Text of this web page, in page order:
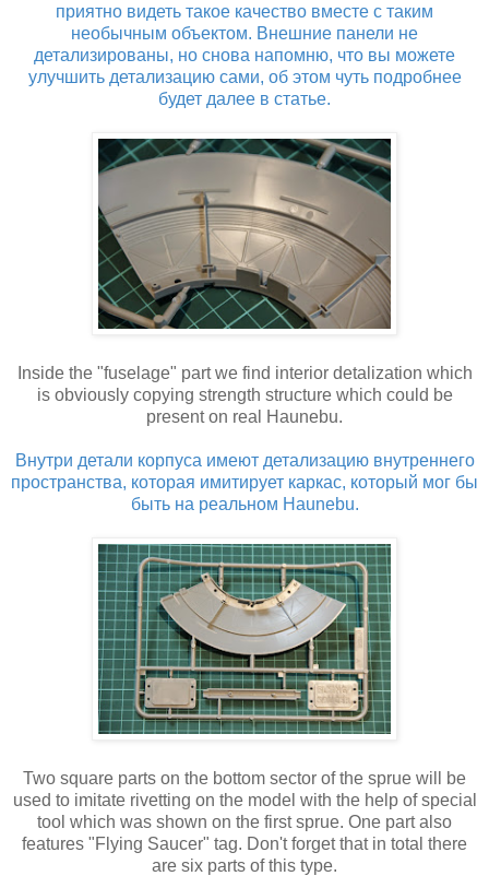
приятно видеть такое качество вместе с таким
необычным объектом. Внешние панели не
детализированы, но снова напомню, что вы можете
улучшить детализацию сами, об этом чуть подробнее
будет далее в статье.
Inside the "fuselage" part we find interior detalization which
is obviously copying strength structure which could be
present on real Haunebu.
Внутри детали корпуса имеют детализацию внутреннего
пространства, которая имитирует каркас, который мог бы
быть на реальном Haunebu.
Two square parts on the bottom sector of the sprue will be
used to imitate rivetting on the model with the help of special
tool which was shown on the first sprue. One part also
features "Flying Saucer" tag. Don't forget that in total there
are six parts of this type.